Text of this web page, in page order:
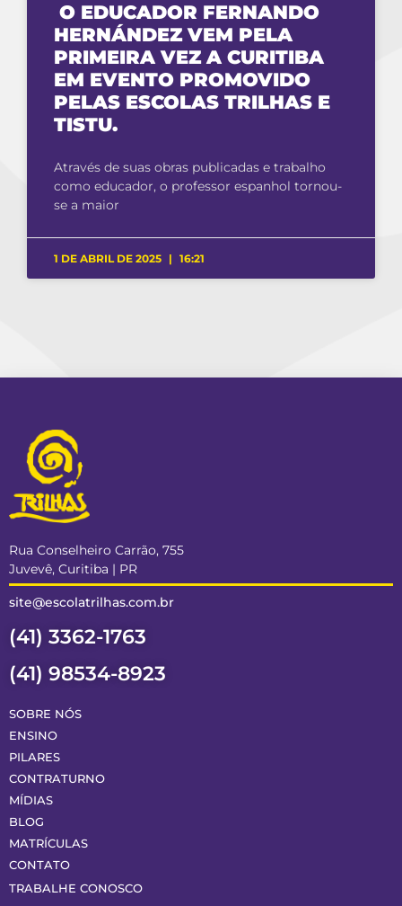
O EDUCADOR FERNANDO
HERNÁNDEZ VEM PELA
PRIMEIRA VEZ A CURITIBA
EM EVENTO PROMOVIDO
PELAS ESCOLAS TRILHAS E
TISTU.
Através de suas obras publicadas e trabalho
como educador, o professor espanhol tornou-
se a maior
1 DE ABRIL DE 2025 16:21
Rua Conselheiro Carrão, 755
Juvevê, Curitiba | PR
site@escolatrilhas.com.br
(41) 3362-1763
(41) 98534-8923
SOBRE NÓS
ENSINO
PILARES
CONTRATURNO
MÍDIAS
BLOG
MATRÍCULAS
CONTATO
TRABALHE CONOSCO